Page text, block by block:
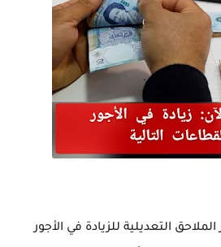
التعديلية للزيادة في الأجور